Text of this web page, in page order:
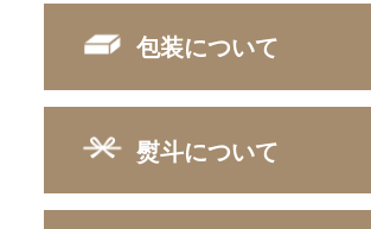
包装について
熨斗について